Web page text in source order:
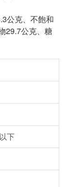
公克、不飽和
29.7公克、糖
下